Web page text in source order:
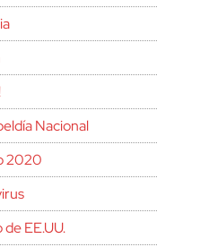
Nacional
2020
EE.UU.